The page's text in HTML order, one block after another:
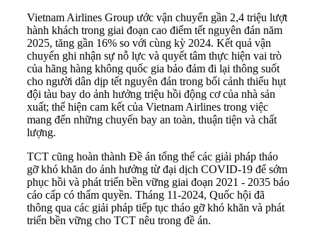
Vietnam Airlines Group ước vận chuyển gần 2,4 triệu lượt
hành khách trong giai đoạn cao điểm tết nguyên đán năm
2025, tăng gần 16% so với cùng kỳ 2024. Kết quả vận
chuyển ghi nhận sự nỗ lực và quyết tâm thực hiện vai trò
của hãng hàng không quốc gia bảo đảm đi lại thông suốt
cho người dân dịp tết nguyên đán trong bối cảnh thiếu hụt
đội tàu bay do ảnh hưởng triệu hồi động cơ của nhà sản
xuất; thể hiện cam kết của Vietnam Airlines trong việc
mang đến những chuyến bay an toàn, thuận tiện và chất
lượng.
TCT cũng hoàn thành Đề án tổng thể các giải pháp tháo
gỡ khó khăn do ảnh hưởng từ đại dịch COVID-19 để sớm
phục hồi và phát triển bền vững giai đoạn 2021 - 2035 báo
cáo cấp có thẩm quyền. Tháng 11-2024, Quốc hội đã
thông qua các giải pháp tiếp tục tháo gỡ khó khăn và phát
triển bền vững cho TCT nêu trong đề án.